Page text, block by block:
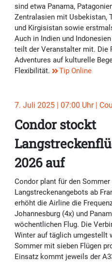
sind etwa Panama,
Zentralasien mit Usbekistan,
und Kirgisistan sowie
Auch in Indien und
teilt der Veranstalter mit. Die
Adventures auf kulturelle
Flexibilität.
Tip Online
7. Juli 2025 | 07:00 Uhr |
Condor stockt
2026 auf
Condor plant für den
Langstreckenangebots ab
erhöht die Airline die
Johannesburg (4x) und
wöchentlichen Flug. Die
Winter auf täglich umgestellt
Sommer mit sieben Flügen
Einsatz kommt jeweils der